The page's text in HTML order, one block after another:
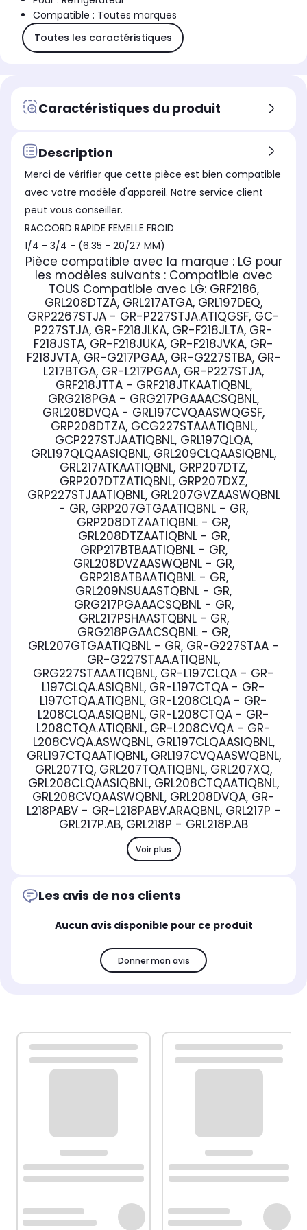
Compatible : Toutes marques
Toutes les caractéristiques
Caractéristiques du produit
Description
Merci de vérifier que cette pièce est bien compatible
avec votre modèle d'appareil. Notre service client
peut vous conseiller.
RACCORD RAPIDE FEMELLE FROID
1/4 - 3/4 - (6.35 - 20/27 MM)
Pièce compatible avec la marque : LG
les modèles suivants : Compatible avec
TOUS Compatible avec LG: GRF2186,
GRL208DTZA, GRL217ATGA, GRL197DEQ,
GRP2267STJA - GR-P227STJA.ATIQGSF, GC-
P227STJA, GR-F218JLKA, GR-F218JLTA, GR-
F218JSTA, GR-F218JUKA, GR-F218JVKA, GR-
F218JVTA, GR-G217PGAA, GR-G227STBA, GR-
L217BTGA, GR-L217PGAA, GR-P227STJA,
GRF218JTTA - GRF218JTKAATIQBNL,
GRG218PGA - GRG217PGAAACSQBNL,
GRL208DVQA - GRL197CVQAASWQGSF,
GRP208DTZA, GCG227STAAATIQBNL,
GCP227STJAATIQBNL, GRL197QLQA,
GRL197QLQAASIQBNL, GRL209CLQAASIQBNL,
GRL217ATKAATIQBNL, GRP207DTZ,
GRP207DTZATIQBNL, GRP207DXZ,
GRP227STJAATIQBNL, GRL207GVZAASWQBNL
- GR, GRP207GTGAATIQBNL - GR,
GRP208DTZAATIQBNL - GR,
GRL208DTZAATIQBNL - GR,
GRP217BTBAATIQBNL - GR,
GRL208DVZAASWQBNL - GR,
GRP218ATBAATIQBNL - GR,
GRL209NSUAASTQBNL - GR,
GRG217PGAAACSQBNL - GR,
GRL217PSHAASTQBNL - GR,
GRG218PGAACSQBNL - GR,
GRL207GTGAATIQBNL - GR, GR-G227STAA -
GR-G227STAA.ATIQBNL,
GRG227STAAATIQBNL, GR-L197CLQA - GR-
L197CLQA.ASIQBNL, GR-L197CTQA - GR-
L197CTQA.ATIQBNL, GR-L208CLQA - GR-
L208CLQA.ASIQBNL, GR-L208CTQA - GR-
L208CTQA.ATIQBNL, GR-L208CVQA - GR-
L208CVQA.ASWQBNL, GRL197CLQAASIQBNL,
GRL197CTQAATIQBNL, GRL197CVQAASWQBNL,
GRL207TQ, GRL207TQATIQBNL, GRL207XQ,
GRL208CLQAASIQBNL, GRL208CTQAATIQBNL,
GRL208CVQAASWQBNL, GRL208DVQA, GR-
L218PABV - GR-L218PABV.ARAQBNL, GRL217P -
GRL217P.AB, GRL218P - GRL218P.AB
Voir plus
Les avis de nos clients
Aucun avis disponible pour ce produit
Donner mon avis